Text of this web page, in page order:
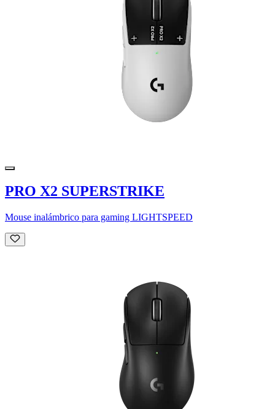
PRO X2 SUPERSTRIKE
Mouse inalámbrico para gaming LIGHTSPEED